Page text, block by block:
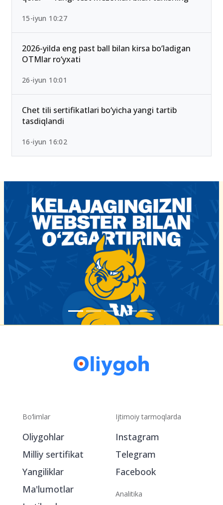
15-iyun 10:27
2026-yilda eng past ball bilan kirsa bo‘ladigan
OTMlar ro‘yxati
26-iyun 10:01
Chet tili sertifikatlari bo‘yicha yangi tartib
tasdiqlandi
16-iyun 16:02
Bo‘limlar
Oliygohlar
Milliy sertifikat
Yangiliklar
Ma'lumotlar
Ijtimoiy tarmoqlarda
Instagram
Telegram
Facebook
Analitika